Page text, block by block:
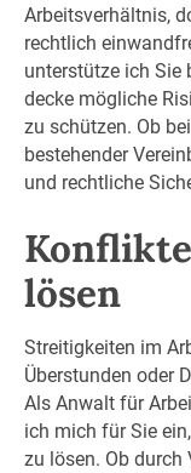
Arbeitsverhältnis,
rechtlich
unterstütze ich Sie
decke mögliche
zu schützen. Ob
bestehender
und rechtliche
lösen
Streitigkeiten im
Überstunden oder
Als Anwalt für
ich mich für Sie
zu lösen. Ob durch